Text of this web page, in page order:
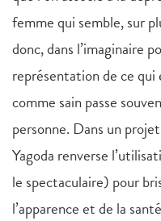
femme qui semble, sur
donc, dans l’imaginaire
représentation de ce
comme sain passe
personne. Dans un
Yagoda renverse
le spectaculaire) pour
l’apparence et de la